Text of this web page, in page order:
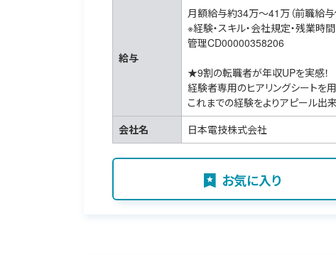
給与
月額給与約34万～41万（前職給与
※経験・スキル・会社規定・残業時
管理CD00000358206
★9割の転職者が年収UPを実感！
経験者専用のヒアリングシートを
これまでの経験をよりアピール出
会社名
日本電技株式会社
お気に入り